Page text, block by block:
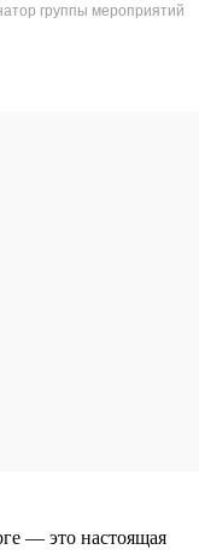
группы мероприятий
— это настоящая